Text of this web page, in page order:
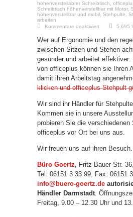
höhenverstellabrer Schreibtisch
Schreibtisch höhenverstellbar mit Motor,
höhenverstellbar und mobil Stehpulte
arbeiten
Kommentare deaktiviertfür
Stehpult
günstig
kaufen
5,695
Wer auf Ergonomie und den
zwischen Sitzen und Stehen
gesünder und arbeitet
von officeplus können sie Ihren
damit ihren Arbeitstag
klicken und officeplus Stehpult
Wir sind ihr Händler für
Kommen sie in unsere
probieren Sie die verschiedenen
officeplus vor Ort bei uns aus.
Wir freuen uns auf ihren Besuch.
Büro Goertz, Fritz-Bauer-Str.
Tel: 06151 3 33 99, Fax: 06151
info@buero-goertz.de
Händler Darmstadt.
Freitag, 9.00 – 12.30 Uhr und